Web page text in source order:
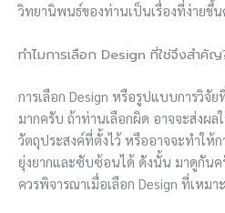
วิทยานิพนธ์ของท่านเป็นเรื่องที่ง่ายขึ้
ทำไมการเลือก Design ที่ใช่จึงสำคัญ
การเลือก Design หรือรูปแบบการวิ
มากครับ ถ้าท่านเลือกผิด อาจจะส่งผ
วัตถุประสงค์ที่ตั้งไว้ หรืออาจจะทำให้
ยุ่งยากและซับซ้อนได้ ดังนั้น มาดูกันค
ควรพิจารณาเมื่อเลือก Design ที่เหมา